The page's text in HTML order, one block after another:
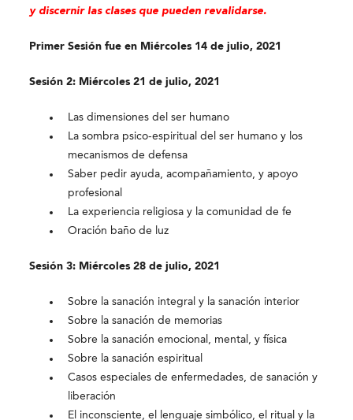
y discernir las clases que pueden revalidarse.
Primer Sesión fue en Miércoles 14 de julio, 2021
Sesión 2: Miércoles 21 de julio, 2021
Las dimensiones del ser humano
La sombra psico-espiritual del ser humano y los
mecanismos de defensa
Saber pedir ayuda, acompañamiento, y apoyo
profesional
La experiencia religiosa y la comunidad de fe
Oración baño de luz
Sesión 3: Miércoles 28 de julio, 2021
Sobre la sanación integral y la sanación interior
Sobre la sanación de memorias
Sobre la sanación emocional, mental, y física
Sobre la sanación espiritual
Casos especiales de enfermedades, de sanación y
liberación
El inconsciente, el lenguaje simbólico, el ritual y la